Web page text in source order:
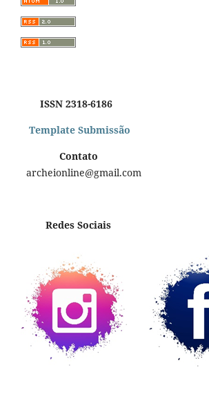
ISSN 2318-6186
Template Submissão
Contato
archeionline@gmail.com
Redes Sociais